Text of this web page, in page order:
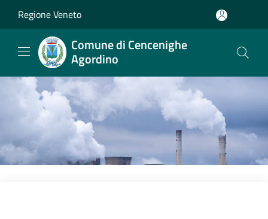
Regione Veneto
Comune di Cencenighe
Agordino